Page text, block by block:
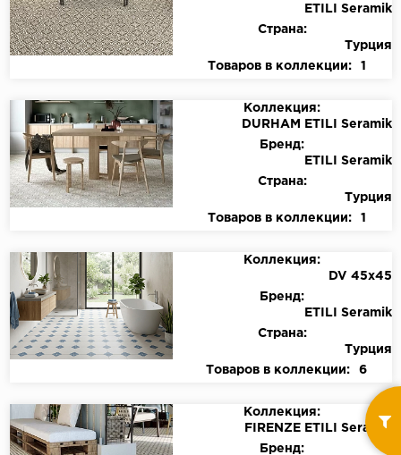
ETILI Seramik
Страна:
Турция
Товаров в коллекции:
1
Коллекция:
DURHAM ETILI Seramik
Бренд:
ETILI Seramik
Страна:
Турция
Товаров в коллекции:
1
Коллекция:
DV 45x45
Бренд:
ETILI Seramik
Страна:
Турция
Товаров в коллекции:
6
Коллекция:
FIRENZE ETILI Seramik
Бренд: